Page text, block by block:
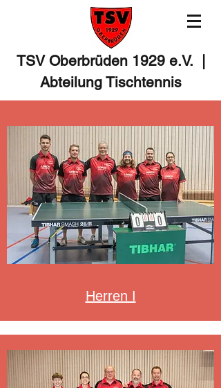
TSV Oberbrüden 1929 e.V. |
Abteilung Tischtennis
Herren I